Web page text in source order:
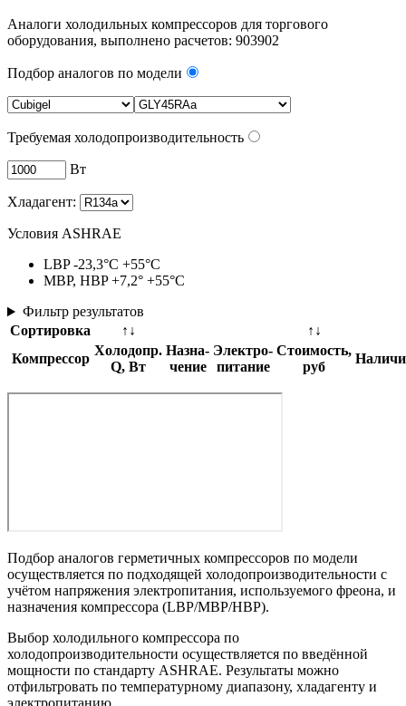
Аналоги холодильных компрессоров для торгового
оборудования, выполнено расчетов: 903902
Подбор аналогов по модели
Требуемая холодопроизводительность
Вт
Хладагент:
Условия ASHRAE
LBP -23,3°C +55°C
MBP, HBP +7,2° +55°C
Фильтр результатов
Сортировка
↑↓
↑↓
Компрессор
Холодопр.
Q, Вт
Назна­
чение
Электро­
питание
Стоимость,
руб
Подбор аналогов герметичных компрессоров по модели
осуществляется по подходящей холодопроизводительности с
учётом напряжения электропитания, используемого фреона, и
назначения компрессора (LBP/MBP/HBP).
Выбор холодильного компрессора по
холодопроизводительности осуществляется по введённой
мощности по стандарту ASHRAE. Результаты можно
отфильтровать по температурному диапазону, хладагенту и